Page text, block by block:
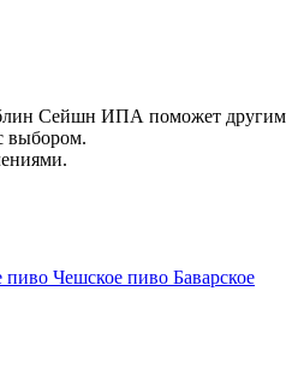
Сейшн ИПА поможет другим
выбором.
пиво Чешское пиво Баварское